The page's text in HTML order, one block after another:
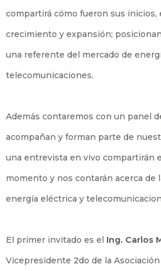
compartirá cómo fueron sus inicios,
crecimiento y expansión;
una referente del mercado de
telecomunicaciones.
Además contaremos con un panel
acompañan y forman parte de
una entrevista en vivo compartirán
momento y nos contarán acerca de
energía eléctrica y
El primer invitado es el Ing. Carlos
Vicepresidente 2do de la